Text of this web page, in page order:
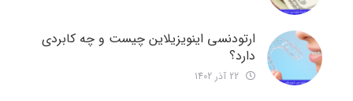
ارتودنسی اینویزیلاین چیست و چه کابردی
دارد؟